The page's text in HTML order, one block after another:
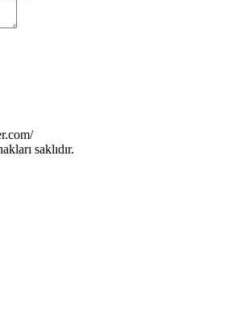
saklıdır.